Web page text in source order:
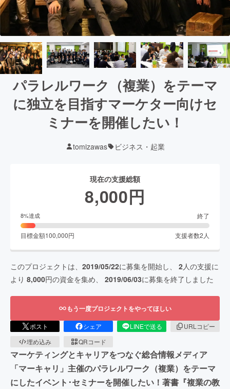
パラレルワーク（複業）をテーマ
に独立を目指すマーケター向けセ
ミナーを開催したい！
tomizawas ビジネス・起業
現在の支援総額
8,000円
8%達成 終了
目標金額100,000円 支援者数2 人
このプロジェクトは、 2019/05/22に募集を開始し、 2人の支援に
より 8,000円の資金を集め、 2019/06/03に募集を終了しました
もう一度プロジェクトをやってほしい
ポスト シェア LINEで送る
URLコピー
埋め込み
QRコード
マーケティングとキャリアをつなぐ総合情報メディア
「マーキャリ」主催のパラレルワーク（複業）をテーマ
にしたイベント･セミナーを開催したい！著書『複業の教